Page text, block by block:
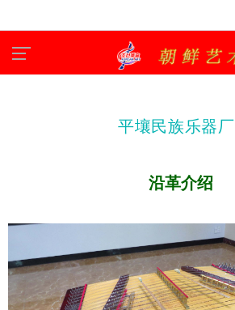
平壤民族乐器厂
沿革介绍